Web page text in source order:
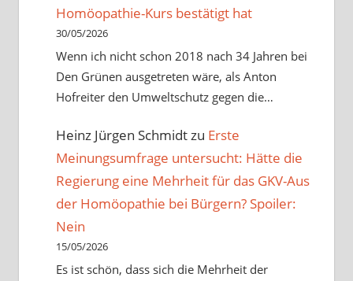
Homöopathie-Kurs bestätigt hat
30/05/2026
Wenn ich nicht schon 2018 nach 34 Jahren bei
Den Grünen ausgetreten wäre, als Anton
Hofreiter den Umweltschutz gegen die…
Heinz Jürgen Schmidtzu Erste
Meinungsumfrage untersucht: Hätte die
Regierung eine Mehrheit für das GKV-Aus
der Homöopathie bei Bürgern? Spoiler:
Nein
15/05/2026
Es ist schön, dass sich die Mehrheit der